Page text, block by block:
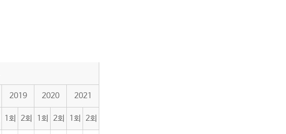
2019 2020 2021
1회 2회 1회 2회 1회 2회